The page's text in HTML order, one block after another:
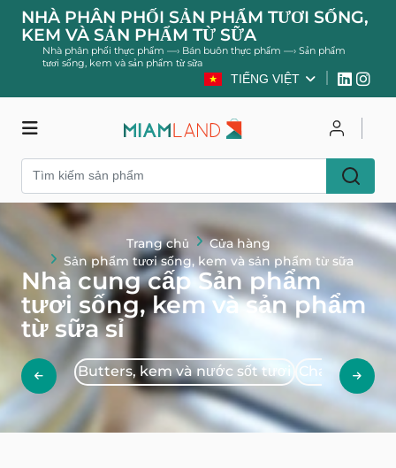
NHÀ PHÂN PHỐI SẢN PHẨM TƯƠI SỐNG,
KEM VÀ SẢN PHẨM TỪ SỮA
Nhà phân phối thực phẩm —› Bán buôn thực phẩm —›Sản phẩm
tươi sống, kem và sản phẩm từ sữa
TIẾNG VIỆT
Trang chủ
Cửa hàng
Sản phẩm tươi sống, kem và sản phẩm từ sữa
Nhà cung cấp Sản phẩm
tươi sống, kem và sản phẩm
từ sữa sỉ
Butters, kem và nước sốt tươi Charcuterie
Cửa hàng Đăng nhập
Đăng ký